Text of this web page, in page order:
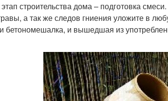
строительства дома – подготовка
а так же следов гниения уложите в
бетономешалка, и вышедшая из